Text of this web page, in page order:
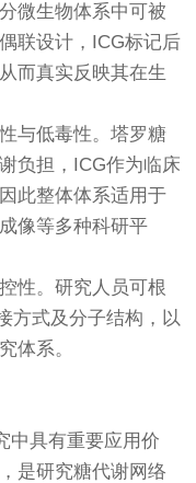
微生物体系中可被
联设计，ICG标记后
而真实反映其在生
与低毒性。塔罗糖
负担，ICG作为临床
此整体体系适用于
像等多种科研平
性。研究人员可根
方式及分子结构，以
体系。
中具有重要应用价
是研究糖代谢网络